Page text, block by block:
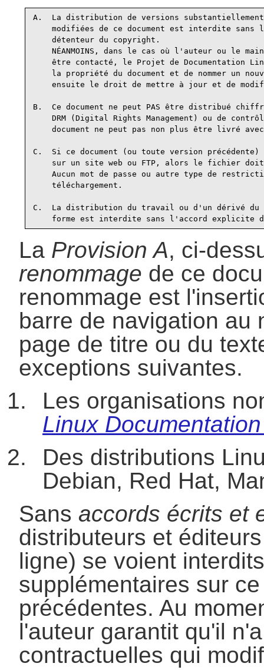
A.  La distribution de versions substantiellement
modifiées de ce document est interdite sans
    détenteur du copyright.
NÉANMOINS, dans le cas où l'auteur ou le
être contacté, le Projet de Documentation
la propriété du document et de nommer un
ensuite le droit de mettre à jour et de
B.  Ce document ne peut PAS être distribué
DRM (Digital Rights Management) ou de
document ne peut pas non plus être livré
C.  Si ce document (ou toute version
sur un site web ou FTP, alors le fichier
Aucun mot de passe ou autre type de
    téléchargement.
C.  La distribution du travail ou d'un dérivé
La Provision A, ci-
renommage de ce
renommage est
barre de navigation au
page de titre ou du
exceptions suivantes.
Les organisations
Linux
Des distributions
Debian, Red Hat,
Sans accords écrits et
distributeurs et
ligne) se voient
supplémentaires sur
précédentes. Au
l'auteur garantit qu'il
contractuelles qui